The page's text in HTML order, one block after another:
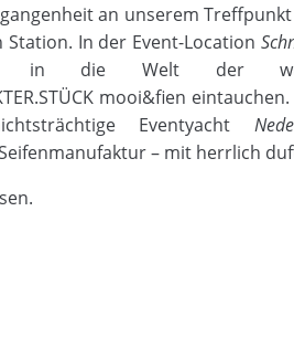
an unserem
Station. In der Event-Location
in die Welt der
mooi&fien
Eventyacht
– mit herrlich